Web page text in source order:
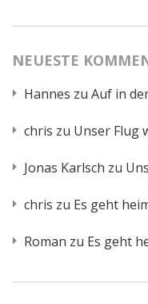
NEUESTE
Hannes zu Auf in
chris zu Unser Flug
Jonas Karlsch zu
chris zu Es geht
Roman zu Es geht